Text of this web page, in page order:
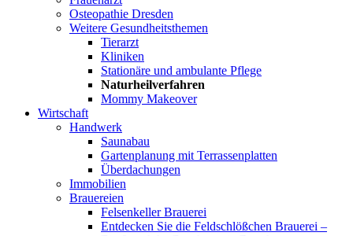
Osteopathie Dresden
Weitere Gesundheitsthemen
Tierarzt
Kliniken
Stationäre und ambulante Pflege
Naturheilverfahren
Mommy Makeover
Wirtschaft
Handwerk
Saunabau
Gartenplanung mit Terrassenplatten
Überdachungen
Immobilien
Brauereien
Felsenkeller Brauerei
Entdecken Sie die Feldschlößchen Brauerei –